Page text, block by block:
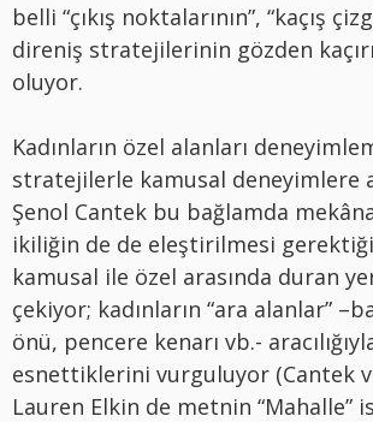
belli “çıkış noktalarının”, “kaçış
direniş stratejilerinin gözden
oluyor.
Kadınların özel alanları
stratejilerle kamusal deneyimlere
Şenol Cantek bu bağlamda
ikiliğin de de eleştirilmesi
kamusal ile özel arasında duran
çekiyor; kadınların “ara alanlar”
önü, pencere kenarı vb.-
esnettiklerini vurguluyor (Cantek
Lauren Elkin de metnin “Mahalle”